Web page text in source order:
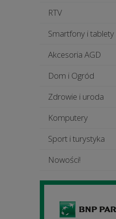
RTV
Smartfony i tablety
Akcesoria AGD
Dom i Ogród
Zdrowie i uroda
Komputery
Sport i turystyka
Nowości!